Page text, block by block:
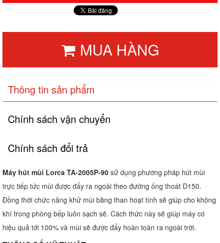
MUA HÀNG
Thông tin sản phẩm
Chính sách vận chuyển
Chính sách đổi trả
Máy hút mùi Lorca TA-2005P-90 sử dụng phương pháp hút mùi
trực tiếp tức mùi được đẩy ra ngoài theo đường ống thoát D150.
Đồng thời chức năng khử mùi bằng than hoạt tính sẽ giúp cho không
khí trong phòng bếp luôn sạch sẽ. Cách thức này sẽ giúp máy có
hiệu quả tới 100% và mùi sẽ được đẩy hoàn toàn ra ngoài trời.